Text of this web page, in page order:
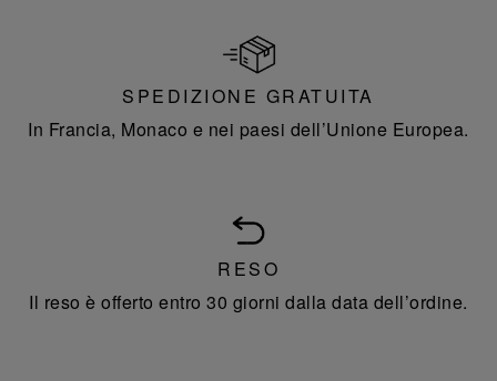
SPEDIZIONE GRATUITA
In Francia, Monaco e nei paesi dell’Unione Europea.
RESO
Il reso è offerto entro 30 giorni dalla data dell’ordine.